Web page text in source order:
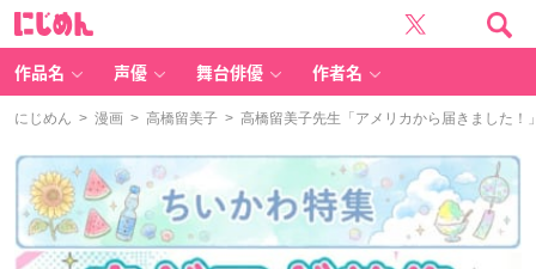
作品名 声優 舞台俳優 作者名
にじめん > 漫画 > 高橋留美子 > 高橋留美子先生「アメリカから届きました！